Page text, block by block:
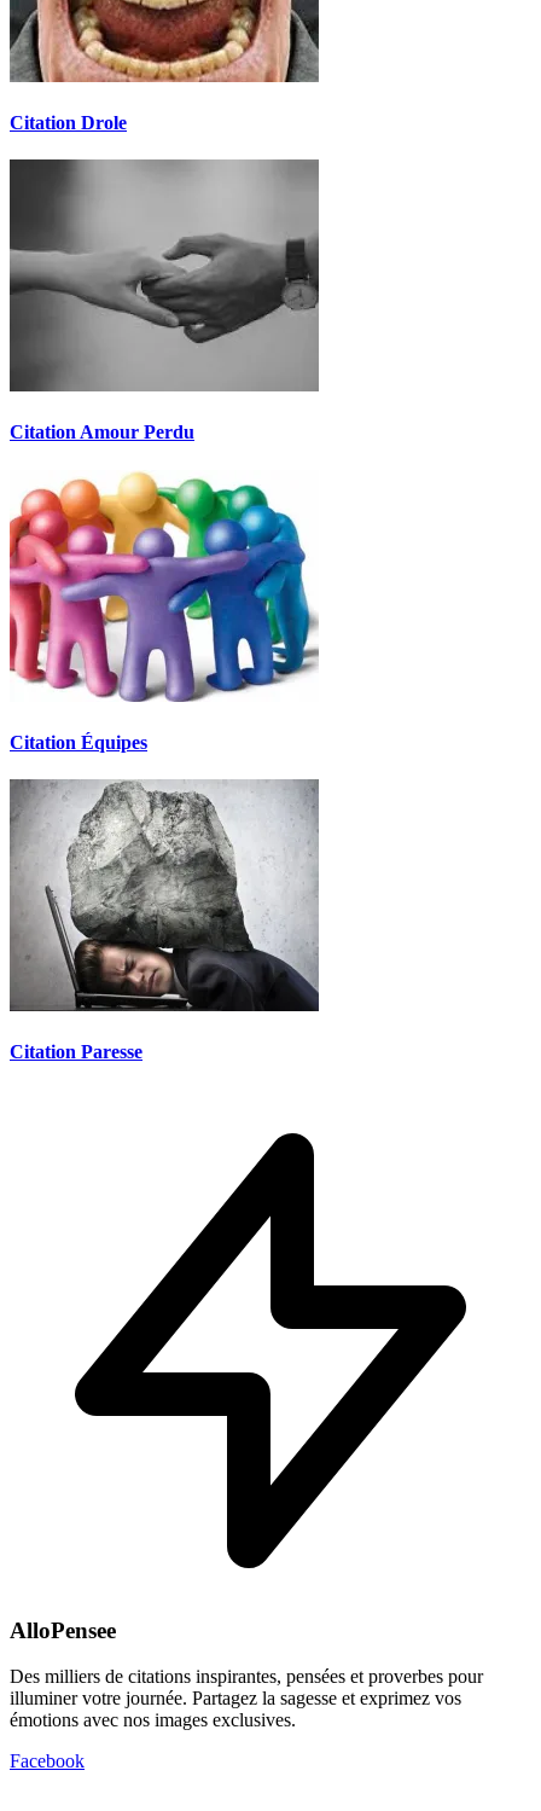
Citation Drole
Citation Amour Perdu
Citation Équipes
Citation Paresse
AlloPensee
Des milliers de citations inspirantes, pensées et proverbes pour
illuminer votre journée. Partagez la sagesse et exprimez vos
émotions avec nos images exclusives.
Facebook